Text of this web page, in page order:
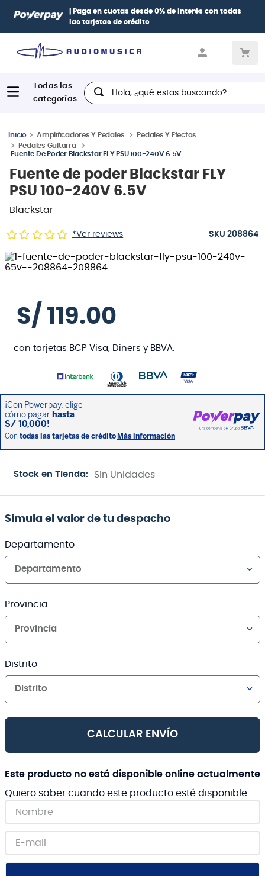
| Paga en cuotas desde 0% de interés con todas
las tarjetas de crédito
Hola, ¿qué estas buscando?
Amplificadores Y Pedales
Pedales Y Efectos
Pedales Guitarra
Fuente De Poder Blackstar FLY PSU 100-240V 6.5V
Fuente de poder Blackstar FLY
PSU 100-240V 6.5V
Blackstar
*Ver reviews :208864
S/ 119.00
con tarjetas BCP Visa, Diners y BBVA.
Stock en Tienda: Sin Unidades
Simula el valor de tu despacho
Departamento
Departamento
Provincia
Provincia
Distrito
Distrito
CALCULAR ENVÍO
Este producto no está disponible online actualmente
Quiero saber cuando este producto esté disponible